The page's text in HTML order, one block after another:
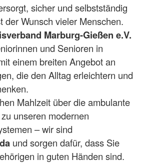
sicher und selbstständig
der Wunsch vieler Menschen.
Marburg-Gießen e.V.
und Senioren in
einem breiten Angebot an
die den Alltag erleichtern und
Mahlzeit über die ambulante
unseren modernen
– wir sind
und sorgen dafür, dass Sie
in guten Händen sind.